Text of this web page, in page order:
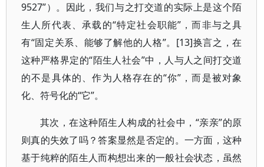
9527”）。因此，我们与之打交道的实际上是这个陌
生人所代表、承载的“特定社会职能”，而非与之具
有“固定关系、能够了解他的人格”。[13]换言之，在
这种严格界定的“陌生人社会”中，人与人之间打交道
的不是具体的、作为人格存在的“你”，而是被对象
化、符号化的“它”。
其次，在这种陌生人构成的社会中，“亲亲”的原
则真的失效了吗？答案显然是否定的。一方面，这种
基于纯粹的陌生人而构想出来的一般社会状态，虽然